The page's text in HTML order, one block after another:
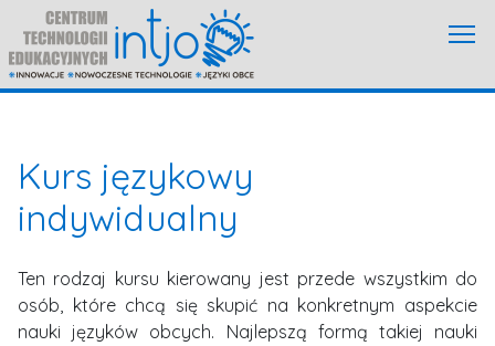
Kurs językowy
indywidualny
Ten rodzaj kursu kierowany jest przede wszystkim do
osób, które chcą się skupić na konkretnym aspekcie
nauki języków obcych. Najlepszą formą takiej nauki